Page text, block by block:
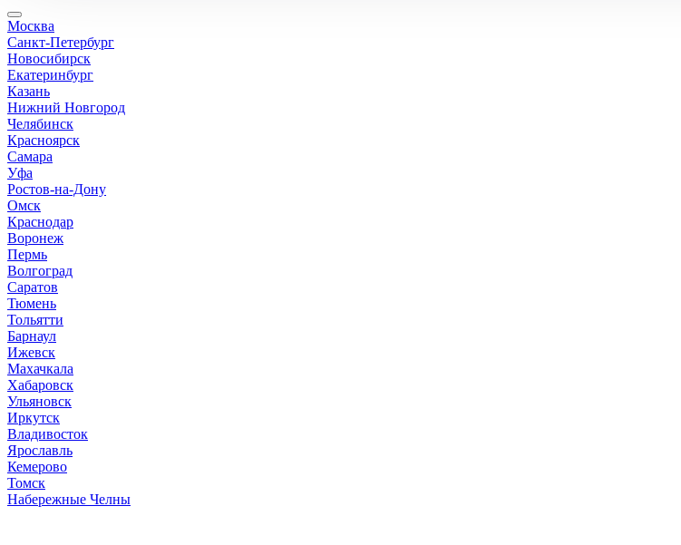
стеклоочистители
топливная система
тормозная система
трансмиссия
Москва
Санкт-Петербург
Новосибирск
Екатеринбург
Казань
Нижний Новгород
Челябинск
Красноярск
Самара
Уфа
Ростов-на-Дону
Омск
Краснодар
Воронеж
Пермь
Волгоград
Саратов
Тюмень
Тольятти
Барнаул
Ижевск
Махачкала
Хабаровск
Ульяновск
Иркутск
Владивосток
Ярославль
Кемерово
Томск
Набережные Челны